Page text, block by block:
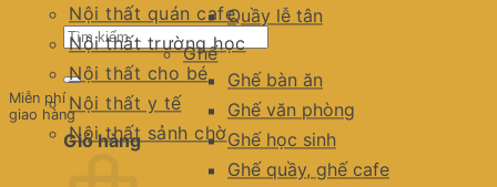
Quầy lễ tân
Ghế
Ghế bàn ăn
Ghế văn phòng
Ghế học sinh
Ghế quầy, ghế cafe
Nội thất quán cafe
Nội thất trường học
Nội thất cho bé
Nội thất y tế
Nội thất sảnh chờ
Tìm
kiếm:
Giỏ hàng
Miễn phí
giao hàng